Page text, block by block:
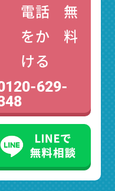
電話
をか
ける
無
料
629-